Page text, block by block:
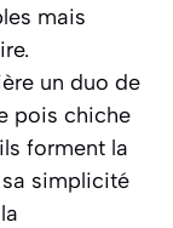
mais
un duo de
pois chiche
forment la
sa simplicité